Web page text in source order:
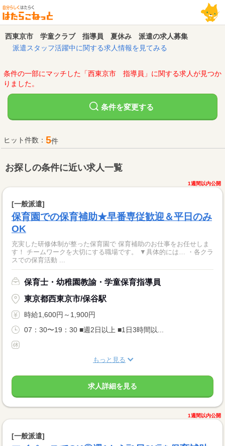
西東京市 学童クラブ 指導員 夏休み 派遣の求人募集
派遣スタッフ活躍中に関する求人情報を見てみる
条件の一部にマッチした「西東京市 指導員」に関する求人が見つか
りました。
条件を変更する
ヒット件数： 5件
お探しの条件に近い求人一覧
1週間以内公開
[一般派遣]
保育園での保育補助★早番専従歓迎＆平日のみ
OK
充実した研修体制が整った保育園で 保育補助のお仕事をお任せしま
す！ チームワークを大切にする職場です。 ▼具体的には… ・各クラ
スでの保育活動 ...
保育士・幼稚園教諭・学童保育指導員
東京都西東京市/保谷駅
時給1,600円～1,900円
07：30〜19：30 ■週2日以上 ■1日3時間以...
もっと見る
求人詳細を見る
1週間以内公開
[一般派遣]